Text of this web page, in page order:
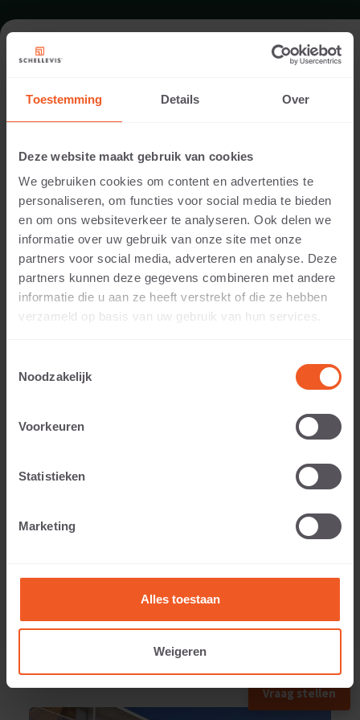
Toestemming Details Over
Deze website maakt gebruik van cookies
We gebruiken cookies om content en advertenties te
personaliseren, om functies voor social media te bieden
en om ons websiteverkeer te analyseren. Ook delen we
informatie over uw gebruik van onze site met onze
partners voor social media, adverteren en analyse. Deze
partners kunnen deze gegevens combineren met andere
informatie die u aan ze heeft verstrekt of die ze hebben
verzameld op basis van uw gebruik van hun services.
Noodzakelijk
Voorkeuren
Statistieken
Marketing
Alles toestaan
Weigeren
FORMAT - SEATING ELEMENT
RANGE SEATING ELEMENTS
400 MM THICKNESS
Applicable to:
Weight:
Vraag stellen